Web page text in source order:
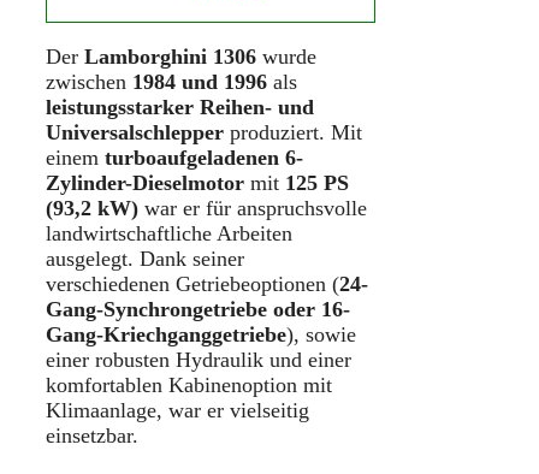
Der Lamborghini 1306 wurde
zwischen 1984 und 1996 als
leistungsstarker Reihen- und
Universalschlepper produziert. Mit
einem turboaufgeladenen 6-
Zylinder-Dieselmotor mit 125 PS
(93,2 kW) war er für anspruchsvolle
landwirtschaftliche Arbeiten
ausgelegt. Dank seiner
verschiedenen Getriebeoptionen (24-
Gang-Synchrongetriebe oder 16-
Gang-Kriechganggetriebe), sowie
einer robusten Hydraulik und einer
komfortablen Kabinenoption mit
Klimaanlage, war er vielseitig
einsetzbar.